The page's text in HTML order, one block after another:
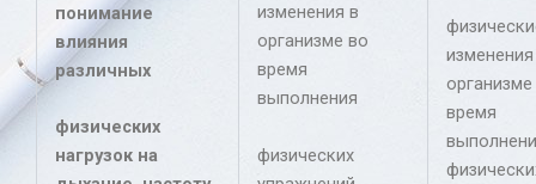
понимание
влияния
различных
физических
нагрузок на
изменения в
организме во
время
выполнения
физических
время